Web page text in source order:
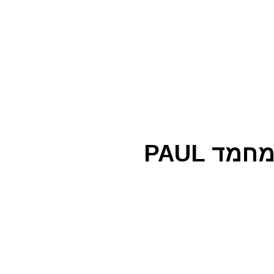
קצף שמפו ללא שטיפה שיבולת שועל מרגיע לחיות מחמד PAUL